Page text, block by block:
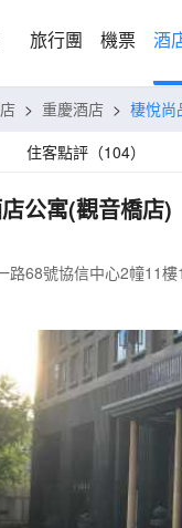
旅行團 機票 酒
> 重慶酒店 > 棲悅尚
住客點評（104）
公寓(觀音橋店)
路68號協信中心2幢11